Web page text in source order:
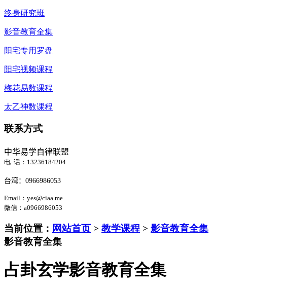
终身研究班
影音教育全集
阳宅专用罗盘
阳宅视频课程
梅花易数课程
太乙神数课程
联系方式
中华易学自律联盟
电 话：13236184204
台湾： 0966986053
Email：yes@ciaa.me
微信 ：a0966986053
当前位置： 网站首页 > 教学课程 > 影音教育全集
影音教育全集
占卦玄学影音教育全集